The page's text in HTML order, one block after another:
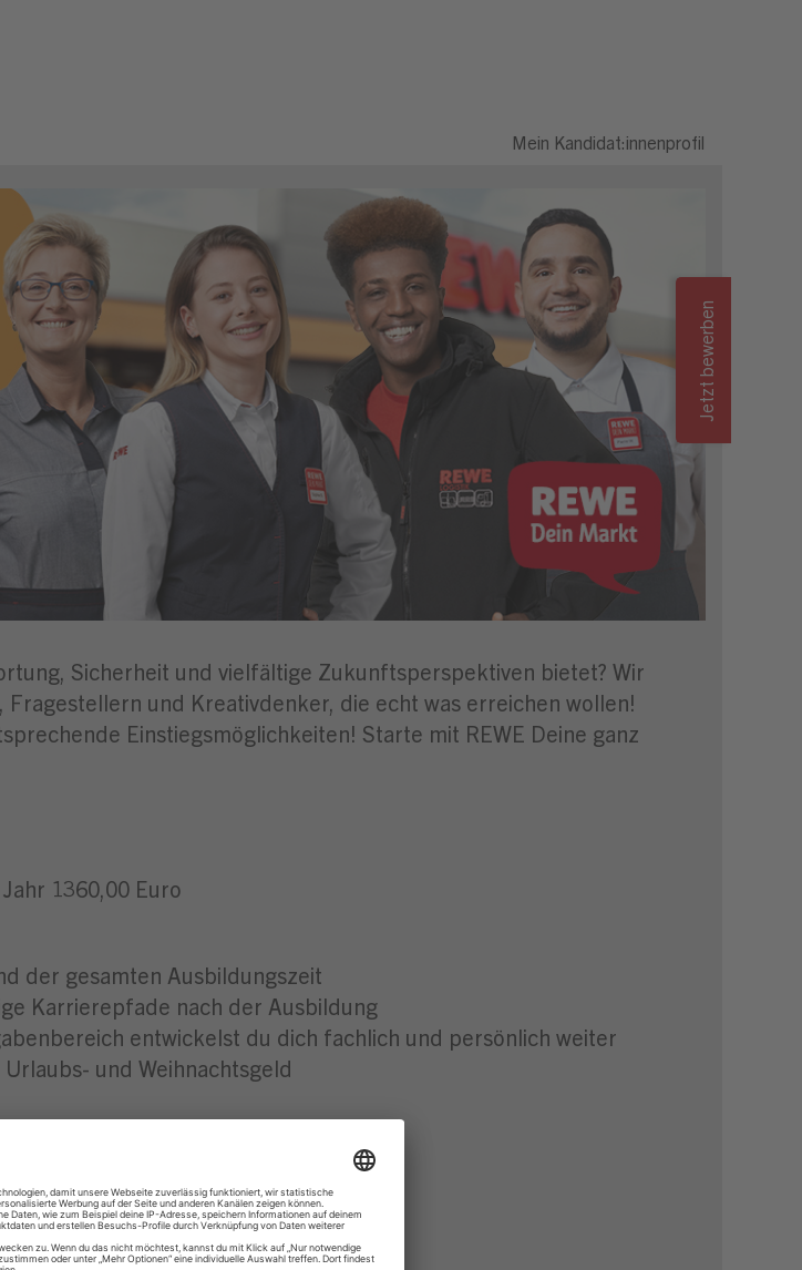
Mein Kandidat:innenprofil
Sicherheit und vielfältige Zukunftsperspektiven bietet? Wir
und Kreativdenker, die echt was erreichen wollen!
Einstiegsmöglichkeiten! Starte mit REWE Deine ganz
1360,00 Euro
der gesamten Ausbildungszeit
Karrierepfade nach der Ausbildung
entwickelst du dich fachlich und persönlich weiter
und Weihnachtsgeld
attraktive Corporate Benefits
Mobilität
topmodernes Schulungszentrum